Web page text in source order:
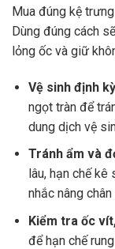
Mua đúng kệ
Dùng đúng cách
lỏng ốc và giữ
Vệ sinh định kỳ
ngọt tràn để
dung dịch vệ
Tránh ẩm và
lâu, hạn chế
nhắc nâng
Kiểm tra ốc
để hạn chế